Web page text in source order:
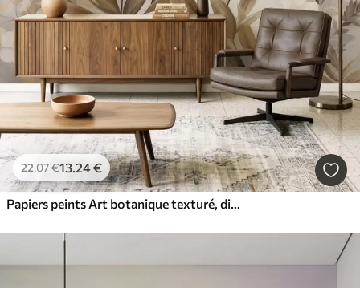
22.07€13.24€
Papiers peints Art botanique texturé, diverses plantes et feuilles dans des tons de marron et de beige